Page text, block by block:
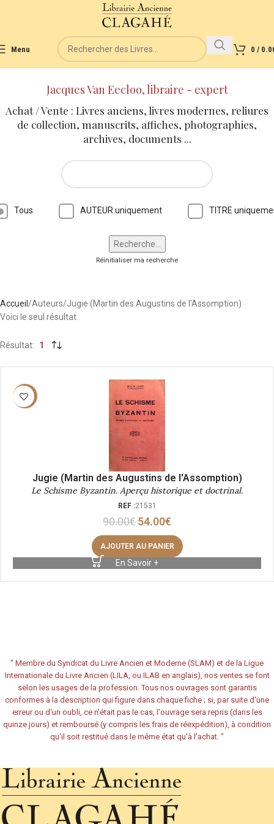
Menu 0 /
Jacques Van Eecloo, libraire - expert
Achat / Vente : Livres anciens, livres modernes, reliures
de collection, manuscrits, affiches, photographies,
archives, documents ...
Tous AUTEUR uniquement TITRE
Réinitialiser ma recherche
Accueil Auteurs Jugie (Martin des Augustins de l'Assomption)
Voici le seul résultat
Résultat 1
-40%
Jugie (Martin des Augustins de l'Assomption)
Le Schisme Byzantin. Aperçu historique et doctrinal.
REF :21531
90.00€54.00€
AJOUTER AU PANIER
En Savoir +
" Membre du Syndicat du Livre Ancien et Moderne (SLAM) et de la Ligue
Internationale du Livre Ancien (LILA, ou ILAB en anglais), nos ventes se font
selon les usages de la profession. Tous nos ouvrages sont garantis
conformes à la description qui figure dans chaque fiche ; si, par suite d'une
erreur ou d'un oubli, ce n'était pas le cas, l'ouvrage sera repris (dans les
quinze jours) et remboursé (y compris les frais de réexpédition), à condition
qu'il soit restitué dans le même état qu'à l'achat. "